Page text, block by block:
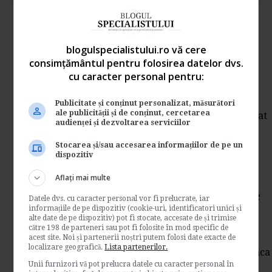
Citeste mai departe
Gazele se scumpesc din nou
17/12/2008
deAna Maria Barbu
Toti distribuitorii de gaze naturale au majorat
preturile de doua ori anul acesta deoarece...
Contabilitate si fiscalitate
Carburantii sunt din ce in ce
mai ieftini 09/12/2008
deAna Maria Barbu
Preturile carburantilor continua sa scada. Inca
de ieri Petrom a redus pretul motorinei...
blogulspecialistului.ro vă cere
consimțământul pentru folosirea datelor dvs.
cu caracter personal pentru:
Publicitate și conținut personalizat, măsurători
ale publicității și de conținut, cercetarea
audienței și dezvoltarea serviciilor
Stocarea și/sau accesarea informațiilor de pe un
dispozitiv
Aflați mai multe
Datele dvs. cu caracter personal vor fi prelucrate, iar
informațiile de pe dispozitiv (cookie-uri, identificatori unici și
alte date de pe dispozitiv) pot fi stocate, accesate de și trimise
către 198 de parteneri sau pot fi folosite în mod specific de
acest site. Noi și partenerii noștri putem folosi date exacte de
localizare geografică.Lista partenerilor.
Unii furnizori vă pot prelucra datele cu caracter personal în